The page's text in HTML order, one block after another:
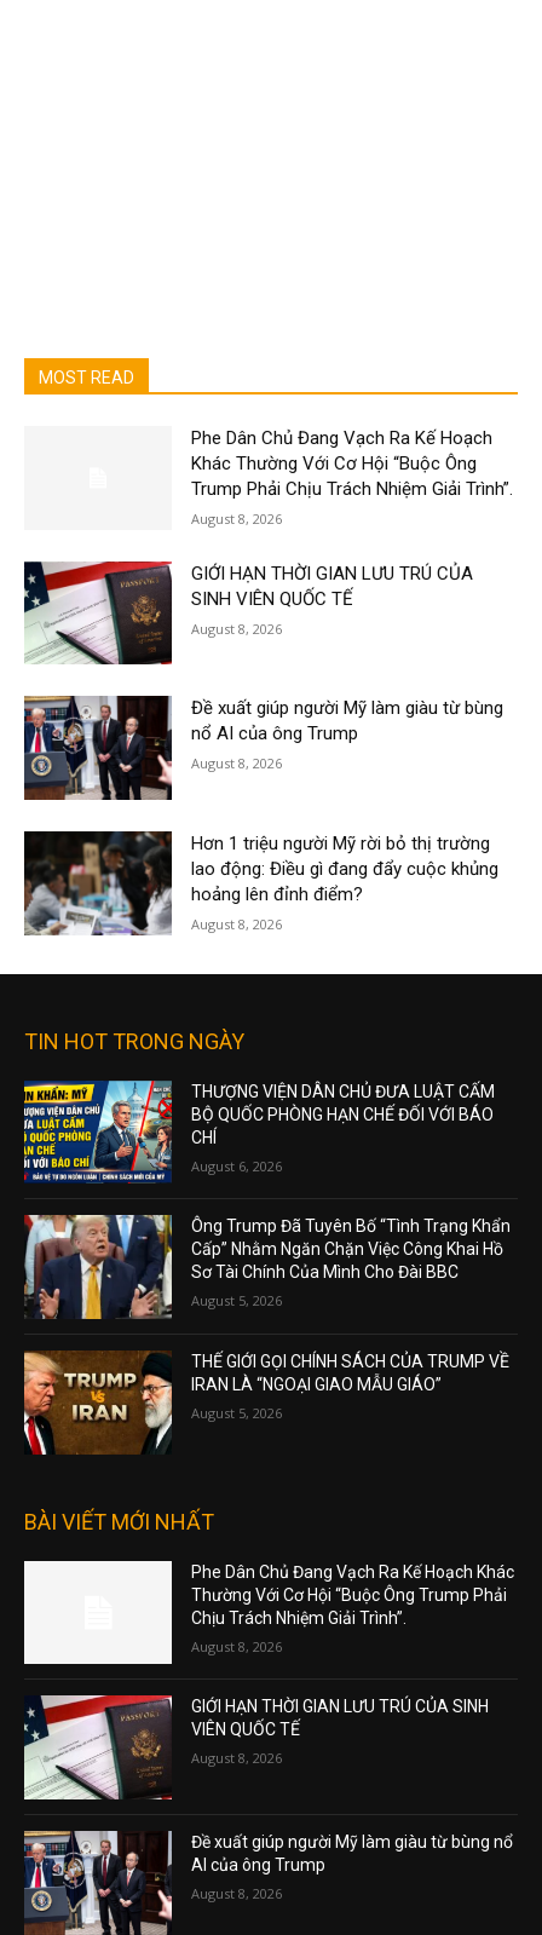
MOST READ
Phe Dân Chủ Đang Vạch Ra Kế Hoạch
Khác Thường Với Cơ Hội “Buộc Ông
Trump Phải Chịu Trách Nhiệm Giải Trình”.
August 8, 2026
GIỚI HẠN THỜI GIAN LƯU TRÚ CỦA
SINH VIÊN QUỐC TẾ
August 8, 2026
Đề xuất giúp người Mỹ làm giàu từ bùng
nổ AI của ông Trump
August 8, 2026
Hơn 1 triệu người Mỹ rời bỏ thị trường
lao động: Điều gì đang đẩy cuộc khủng
hoảng lên đỉnh điểm?
August 8, 2026
TIN HOT TRONG NGÀY
THƯỢNG VIỆN DÂN CHỦ ĐƯA LUẬT CẤM
BỘ QUỐC PHÒNG HẠN CHẾ ĐỐI VỚI BÁO
CHÍ
August 6, 2026
Ông Trump Đã Tuyên Bố “Tình Trạng Khẩn
Cấp” Nhằm Ngăn Chặn Việc Công Khai Hồ
Sơ Tài Chính Của Mình Cho Đài BBC
August 5, 2026
THẾ GIỚI GỌI CHÍNH SÁCH CỦA TRUMP VỀ
IRAN LÀ “NGOẠI GIAO MẪU GIÁO”
August 5, 2026
BÀI VIẾT MỚI NHẤT
Phe Dân Chủ Đang Vạch Ra Kế Hoạch Khác
Thường Với Cơ Hội “Buộc Ông Trump Phải
Chịu Trách Nhiệm Giải Trình”.
August 8, 2026
GIỚI HẠN THỜI GIAN LƯU TRÚ CỦA SINH
VIÊN QUỐC TẾ
August 8, 2026
Đề xuất giúp người Mỹ làm giàu từ bùng nổ
AI của ông Trump
August 8, 2026